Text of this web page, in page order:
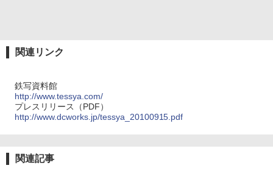
関連リンク
鉄写資料館
http://www.tessya.com/
プレスリリース（PDF）
http://www.dcworks.jp/tessya_20100915.pdf
関連記事